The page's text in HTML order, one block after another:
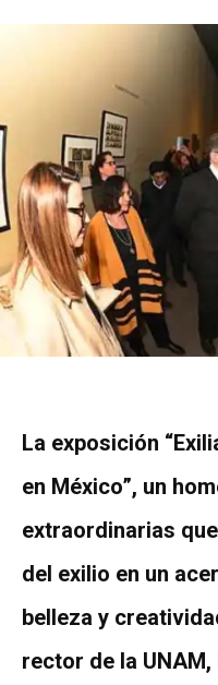
La exposición
en México”, un
extraordinarias
del exilio en un
belleza y
rector de la